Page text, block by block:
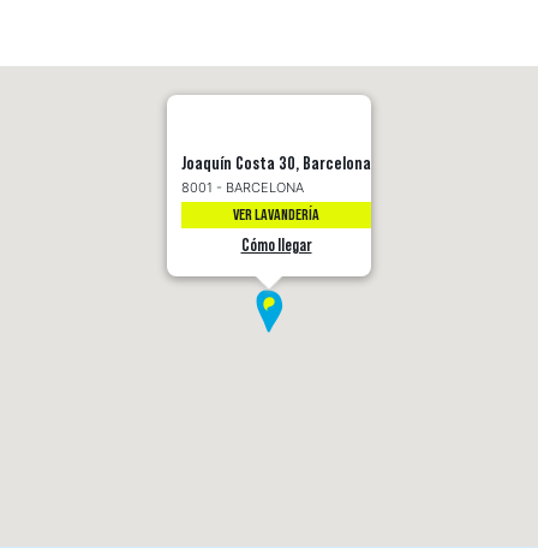
Joaquín Costa 30, Barcelona
8001 - BARCELONA
VER LAVANDERÍA
Cómo llegar